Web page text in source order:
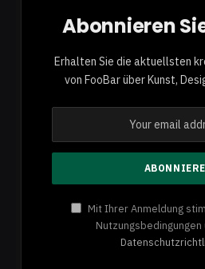
Abonnieren
Erhalten Sie die aktuellsten
von FooBar über Kunst,
Mit Ihrer Anmeldung